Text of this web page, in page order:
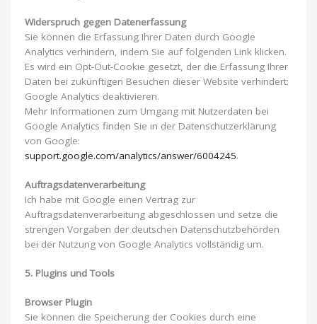
Widerspruch gegen Datenerfassung
Sie können die Erfassung Ihrer Daten durch Google
Analytics verhindern, indem Sie auf folgenden Link klicken.
Es wird ein Opt-Out-Cookie gesetzt, der die Erfassung Ihrer
Daten bei zukünftigen Besuchen dieser Website verhindert:
Google Analytics deaktivieren.
Mehr Informationen zum Umgang mit Nutzerdaten bei
Google Analytics finden Sie in der Datenschutzerklärung
von Google:
support.google.com/analytics/answer/6004245.
Auftragsdatenverarbeitung
Ich habe mit Google einen Vertrag zur
Auftragsdatenverarbeitung abgeschlossen und setze die
strengen Vorgaben der deutschen Datenschutzbehörden
bei der Nutzung von Google Analytics vollständig um.
5. Plugins und Tools
Browser Plugin
Sie können die Speicherung der Cookies durch eine